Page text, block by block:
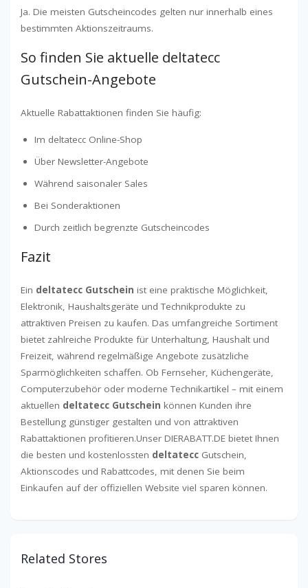
Ja. Die meisten Gutscheincodes gelten nur innerhalb eines
bestimmten Aktionszeitraums.
So finden Sie aktuelle deltatecc
Gutschein-Angebote
Aktuelle Rabattaktionen finden Sie häufig:
Im deltatecc Online-Shop
Über Newsletter-Angebote
Während saisonaler Sales
Bei Sonderaktionen
Durch zeitlich begrenzte Gutscheincodes
Fazit
Ein deltatecc Gutschein ist eine praktische Möglichkeit,
Elektronik, Haushaltsgeräte und Technikprodukte zu
attraktiven Preisen zu kaufen. Das umfangreiche Sortiment
bietet zahlreiche Produkte für Unterhaltung, Haushalt und
Freizeit, während regelmäßige Angebote zusätzliche
Sparmöglichkeiten schaffen. Ob Fernseher, Küchengeräte,
Computerzubehör oder moderne Technikartikel – mit einem
aktuellen deltatecc Gutschein können Kunden ihre
Bestellung günstiger gestalten und von attraktiven
Rabattaktionen profitieren.Unser DIERABATT.DE bietet Ihnen
die besten und kostenlossten deltatecc Gutschein,
Aktionscodes und Rabattcodes, mit denen Sie beim
Einkaufen auf der offiziellen Website viel sparen können.
Related Stores